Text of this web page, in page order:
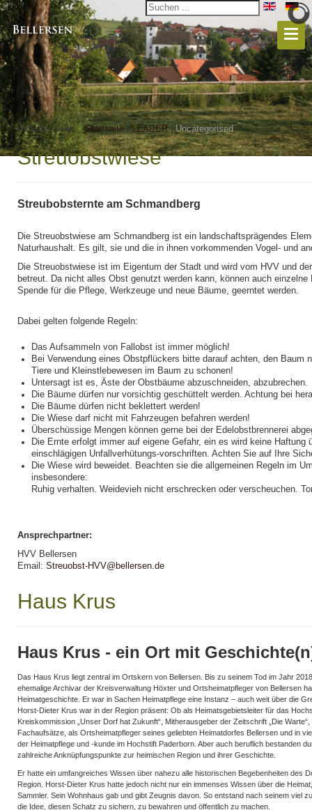
Aktuelle Seite: Startseite LEADER | Uncategorised
Streuobstwiese
Streubobsternte am Schmandberg
Die Streuobstwiese am Schmandberg ist ein landschaftsprägendes
Naturhaushalt. Es gilt, sie und die in ihnen vorkommenden Vogel- und
Die Streuobstwiese ist im Eigentum der Stadt und wird vom HVV und
betreut. Da nicht alles Obst genutzt werden kann, können auch
Spende für die Pflege, Werkzeuge und neue Bäume, geerntet werden.
Dabei gelten folgende Regeln:
Das Aufsammeln von Fallobst ist immer möglich!
Bei Verwendung eines Obstpflückers bitte darauf achten, den Baum
Tiere und Kleinstlebewesen im Baum zu schonen!
Untersagt ist es, Äste der Obstbäume abzuschneiden, abzubrechen.
Die Bäume dürfen nur vorsichtig geschüttelt werden. Achtung bei
Die Bäume dürfen nicht beklettert werden!
Die Wiese darf nicht mit Fahrzeugen befahren werden!
Überschüssige Mengen können gerne bei der Edelobstbrennerei
Die Ernte erfolgt immer auf eigene Gefahr, ein es wird keine Haftung
einschlägigen Unfallverhütungs-vorschriften. Achten Sie auf Ihre
Die Wiese wird beweidet. Beachten sie die allgemeinen Regeln im
insbesondere:
Ruhig verhalten. Weidevieh nicht erschrecken oder verscheuchen.
Ansprechpartner:
HVV Bellersen
Email: Streuobst-HVV@bellersen.de
Haus Krus
Haus Krus - ein Ort mit
Das Haus Krus liegt zentral im Ortskern von Bellersen. Bis zu seinem Tod im Jahr
ehemalige Archivar der Kreisverwaltung Höxter und Ortsheimatpfleger von Bellersen
Heimatgeschichte. Er war in Sachen Heimatpflege eine Instanz – auch weit über die
Horst-Dieter Krus war in der Region präsent: Ob als Heimatsgebietsleiter für das
Kreiskommission „Unser Dorf hat Zukunft“, Mitherausgeber der Zeitschrift „Die
Fachaufsätze, als Ortsheimatpfleger seines geliebten Heimatdorfes Bellersen und in
der Heimatpflege und -kunde im Hochstift Paderborn. Aber auch beruflich bestanden
zahlreiche Anknüpfungspunkte zur heimischen Region und ihrer Geschichte.
Er hatte ein umfangreiches Wissen über nahezu alle historischen Begebenheiten des
Region. Horst-Dieter Krus hatte jedoch nicht nur ein immenses Wissen über die
Sammler. Sein Wohnhaus gab und gibt Zeugnis davon. So entstand nach seinem viel
die Idee, diesen Schatz zu sichern, zu bewahren und öffentlich zu machen.